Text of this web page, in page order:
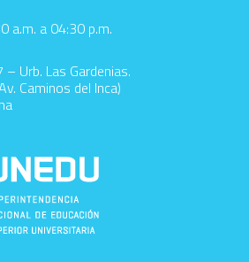
a.m. a 04:30 p.m.
Urb. Las Gardenias.
Caminos del Inca)